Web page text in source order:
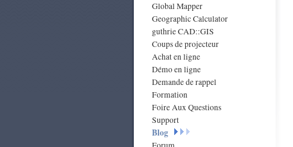
Global Mapper
Geographic Calculator
guthrie CAD::GIS
Coups de projecteur
Achat en ligne
Démo en ligne
Demande de rappel
Formation
Foire Aux Questions
Support
Blog